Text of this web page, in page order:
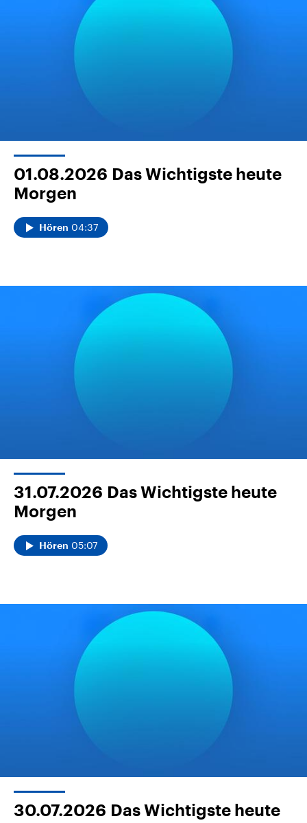
01.08.2026 Das Wichtigste heute
Morgen
Hören 04:37
31.07.2026 Das Wichtigste heute
Morgen
Hören 05:07
30.07.2026 Das Wichtigste heute